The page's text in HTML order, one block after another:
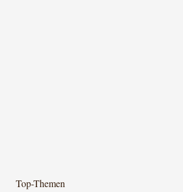
Top-Themen